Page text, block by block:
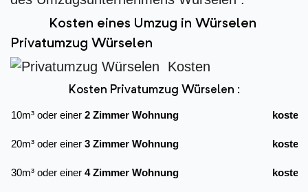
Kosten eines Umzug in Würselen
Privatumzug Würselen
Kosten Privatumzug Würselen :
10m³ oder einer 2 Zimmer Wohnung kostet
20m³ oder einer 3 Zimmer Wohnung kostet
30m³ oder einer 4 Zimmer Wohnung kostet